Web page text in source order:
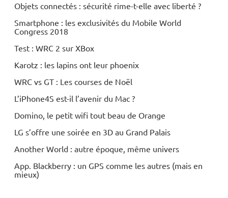
Objets connectés : sécurité rime-t-elle avec liberté ?
Smartphone : les exclusivités du Mobile World
Congress 2018
Test : WRC 2 sur XBox
Karotz : les lapins ont leur phoenix
WRC vs GT : Les courses de Noël
L’iPhone4S est-il l’avenir du Mac ?
Domino, le petit wifi tout beau de Orange
LG s’offre une soirée en 3D au Grand Palais
Another World : autre époque, même univers
App. Blackberry : un GPS comme les autres (mais en
mieux)